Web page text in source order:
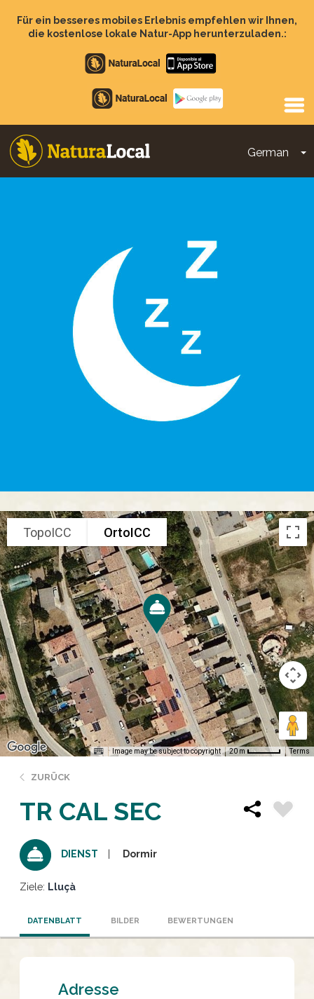
zumFür ein besseres mobiles Erlebnis empfehlen wir Ihnen,
die kostenlose lokale Natur-App herunterzuladen.:
Apple
store
Google
Play
German
Main
TopoICC OrtoICC
Image may be subject to copyright 20 m Terms
ZURÜCK
TR CAL SEC
DIENST Dormir
Ziele: Lluçà
DATENBLATT BILDER BEWERTUNGEN
Adresse